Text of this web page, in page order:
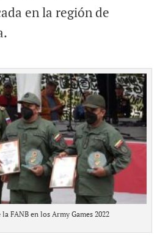
en la región de
FANB en los Army Games 2022